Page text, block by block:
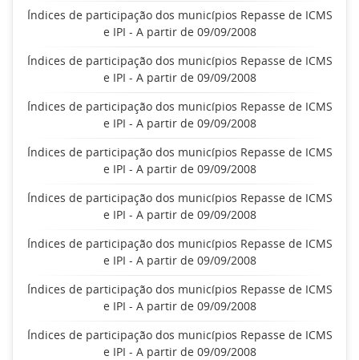
Índices de participação dos municípios Repasse de ICMS
e IPI - A partir de 09/09/2008
Índices de participação dos municípios Repasse de ICMS
e IPI - A partir de 09/09/2008
Índices de participação dos municípios Repasse de ICMS
e IPI - A partir de 09/09/2008
Índices de participação dos municípios Repasse de ICMS
e IPI - A partir de 09/09/2008
Índices de participação dos municípios Repasse de ICMS
e IPI - A partir de 09/09/2008
Índices de participação dos municípios Repasse de ICMS
e IPI - A partir de 09/09/2008
Índices de participação dos municípios Repasse de ICMS
e IPI - A partir de 09/09/2008
Índices de participação dos municípios Repasse de ICMS
e IPI - A partir de 09/09/2008